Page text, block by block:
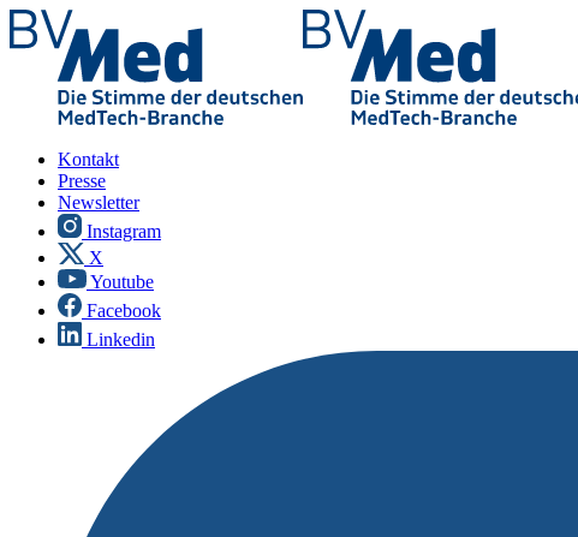
Kontakt
Presse
Newsletter
Instagram
X
Youtube
Facebook
Linkedin